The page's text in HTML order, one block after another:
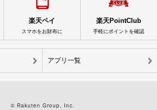
楽天ペイ
スマホをお財布に
楽天PointClub
手軽にポイントを確認
アプリ一覧
© Rakuten Group, Inc.